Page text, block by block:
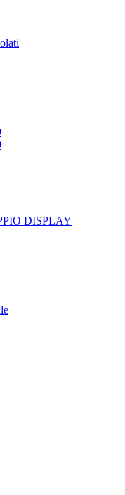
DISPLAY